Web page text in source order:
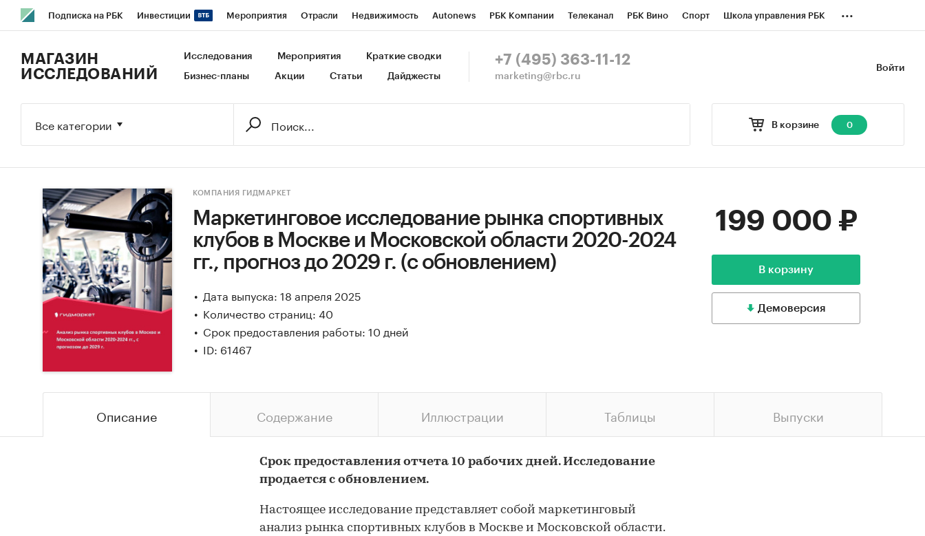
Подписка на РБК Инвестиции Мероприятия Отрасли Недвижимость Autonews РБК Компании Телеканал РБК Вино Спорт Школа управления РБК
Исследования Кредитные рейтинги Франшизы Газета Спецпроекты СПб Конференции СПб Спецпроекты
...
Войти
МАГАЗИН
ИССЛЕДОВАНИЙ
Исследования Мероприятия Краткие сводки
Бизнес-планы Акции Статьи Дайджесты
+7 (495) 363-11-12
marketing@rbc.ru
В корзине 0
Все категории
КОМПАНИЯ ГИДМАРКЕТ
Маркетинговое исследование рынка спортивных
клубов в Москве и Московской области 2020-2024
гг., прогноз до 2029 г. (с обновлением)
Дата выпуска: 18 апреля 2025
Количество страниц: 40
Срок предоставления работы: 10 дней
ID: 61467
199 000 ₽
В корзину
Демоверсия
Описание Содержание Иллюстрации Таблицы Выпуски
Срок предоставления отчета 10 рабочих дней. Исследование
продается с обновлением.
Настоящее исследование представляет собой маркетинговый
анализ рынка спортивных клубов в Москве и Московской области.